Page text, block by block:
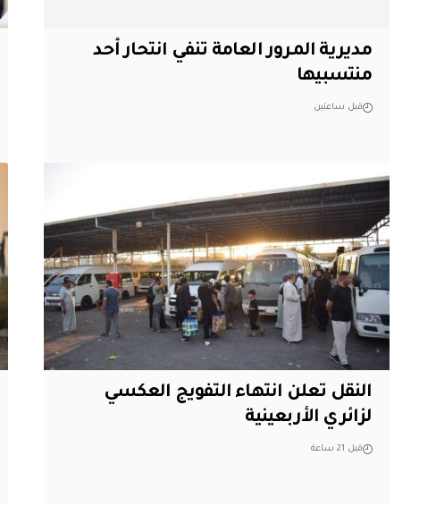
مديرية المرور العامة تنفي انتحار أحد
منتسبيها
قبل ساعتين
النقل تعلن انتهاء التفويج العكسي
لزائري الأربعينية
قبل 21 ساعة